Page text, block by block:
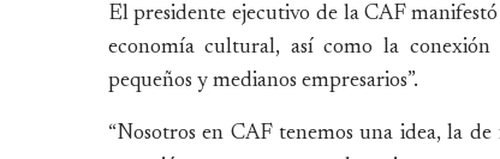
El presidente ejecutivo de la CAF
economía cultural, así como la conexión
pequeños y medianos empresarios”.
“Nosotros en CAF tenemos una idea, la